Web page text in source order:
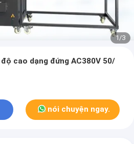
1/3
cao dạng đứng AC380V 50/
nói chuyện ngay.